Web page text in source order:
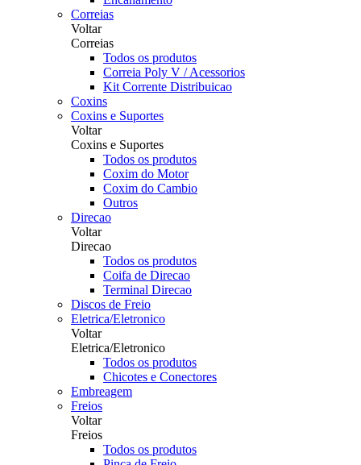
Correias
Voltar
Correias
Todos os produtos
Correia Poly V / Acessorios
Kit Corrente Distribuicao
Coxins
Coxins e Suportes
Voltar
Coxins e Suportes
Todos os produtos
Coxim do Motor
Coxim do Cambio
Outros
Direcao
Voltar
Direcao
Todos os produtos
Coifa de Direcao
Terminal Direcao
Discos de Freio
Eletrica/Eletronico
Voltar
Eletrica/Eletronico
Todos os produtos
Chicotes e Conectores
Embreagem
Freios
Voltar
Freios
Todos os produtos